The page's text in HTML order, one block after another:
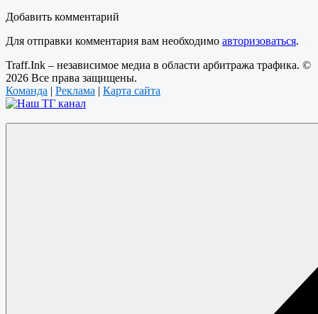
Добавить комментарий
Для отправки комментария вам необходимо авторизоваться.
Traff.Ink – независимое медиа в области арбитража трафика. ©
2026 Все права защищены.
Команда | Реклама | Карта сайта